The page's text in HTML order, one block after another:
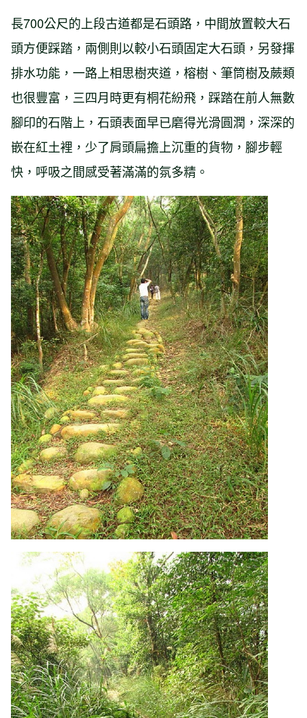
長700公尺的上段古道都是石頭路，中間放置較大石
頭方便踩踏，兩側則以較小石頭固定大石頭，另發揮
排水功能，一路上相思樹夾道，榕樹、筆筒樹及蕨類
也很豐富，三四月時更有桐花紛飛，踩踏在前人無數
腳印的石階上，石頭表面早已磨得光滑圓潤，深深的
嵌在紅土裡，少了肩頭扁擔上沉重的貨物，腳步輕
快，呼吸之間感受著滿滿的氛多精。